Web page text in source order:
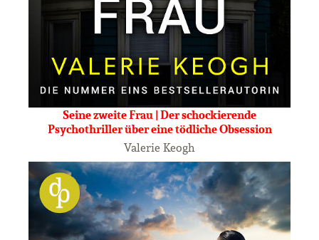
Seine zweite Frau | Der schockierende
Psychothriller über eine tödliche Obsession
Valerie Keogh